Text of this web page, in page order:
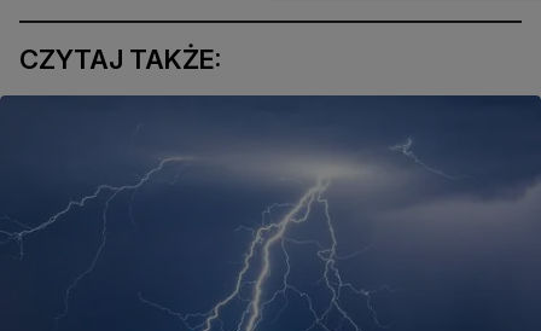
CZYTAJ TAKŻE: